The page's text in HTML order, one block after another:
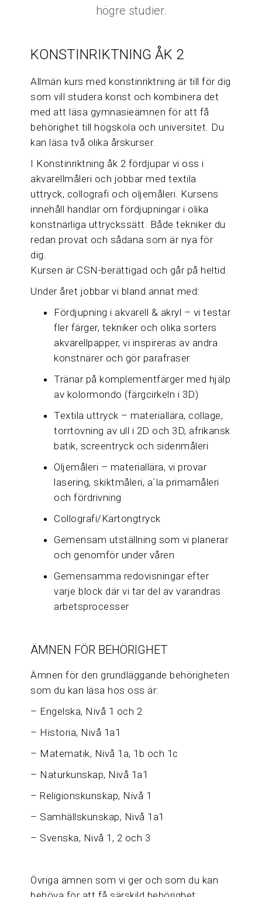
högre studier.
KONSTINRIKTNING ÅK 2
Allmän kurs med konstinriktning är till för dig
som vill studera konst och kombinera det
med att läsa gymnasieämnen för att få
behörighet till högskola och universitet. Du
kan läsa två olika årskurser.
I Konstinriktning åk 2 fördjupar vi oss i
akvarellmåleri och jobbar med textila
uttryck, collografi och oljemåleri. Kursens
innehåll handlar om fördjupningar i olika
konstnärliga uttryckssätt. Både tekniker du
redan provat och sådana som är nya för
dig.
Kursen är CSN-berättigad och går på heltid.
Under året jobbar vi bland annat med:
Fördjupning i akvarell & akryl – vi testar
fler färger, tekniker och olika sorters
akvarellpapper, vi inspireras av andra
konstnärer och gör parafraser
Tränar på komplementfärger med hjälp
av kolormondo (färgcirkeln i 3D)
Textila uttryck – materiallära, collage,
torrtovning av ull i 2D och 3D, afrikansk
batik, screentryck och sidenmåleri
Oljemåleri – materiallära, vi provar
lasering, skiktmåleri, a´la primamåleri
och fördrivning
Collografi/Kartongtryck
Gemensam utställning som vi planerar
och genomför under våren
Gemensamma redovisningar efter
varje block där vi tar del av varandras
arbetsprocesser
ÄMNEN FÖR BEHÖRIGHET
Ämnen för den grundläggande behörigheten
som du kan läsa hos oss är:
– Engelska, Nivå 1 och 2
– Historia, Nivå 1a1
– Matematik, Nivå 1a, 1b och 1c
– Naturkunskap, Nivå 1a1
– Religionskunskap, Nivå 1
– Samhällskunskap, Nivå 1a1
– Svenska, Nivå 1, 2 och 3
Övriga ämnen som vi ger och som du kan